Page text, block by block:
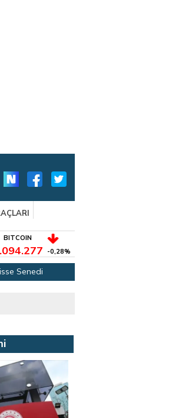
BITCOIN
-0,28%
Senedi